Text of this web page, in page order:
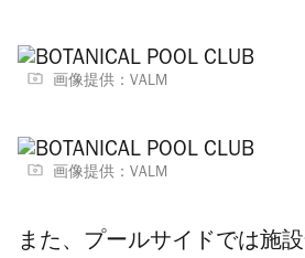
画像提供：VALM
画像提供：VALM
また、プールサイドでは施